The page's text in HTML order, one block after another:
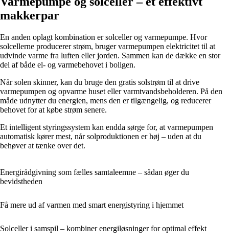
makkerpar
En anden oplagt kombination er solceller og varmepumpe. Hvor
solcellerne producerer strøm, bruger varmepumpen elektricitet til at
udvinde varme fra luften eller jorden. Sammen kan de dække en stor
del af både el- og varmebehovet i boligen.
Når solen skinner, kan du bruge den gratis solstrøm til at drive
varmepumpen og opvarme huset eller varmtvandsbeholderen. På den
måde udnytter du energien, mens den er tilgængelig, og reducerer
behovet for at købe strøm senere.
Et intelligent styringssystem kan endda sørge for, at varmepumpen
automatisk kører mest, når solproduktionen er høj – uden at du
behøver at tænke over det.
Energirådgivning som fælles samtaleemne – sådan øger du
bevidstheden
Få mere ud af varmen med smart energistyring i hjemmet
Solceller i samspil – kombiner energiløsninger for optimal effekt